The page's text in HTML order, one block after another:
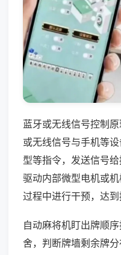
蓝牙或无线信号控制
或无线信号与手机等
型等指令，发送信号
驱动内部微型电机或
过程中进行干预，达到
自动麻将机盯出牌顺
舍，判断牌墙剩余牌